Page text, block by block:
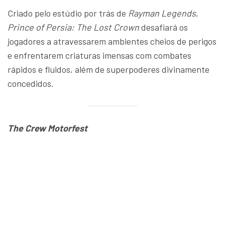
Criado pelo estúdio por trás de Rayman Legends,
Prince of Persia: The Lost Crowndesafiará os
jogadores a atravessarem ambientes cheios de perigos
e enfrentarem criaturas imensas com combates
rápidos e fluidos, além de superpoderes divinamente
concedidos.
The Crew Motorfest